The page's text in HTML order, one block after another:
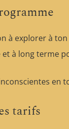
à explorer à
à long terme
en
tarifs